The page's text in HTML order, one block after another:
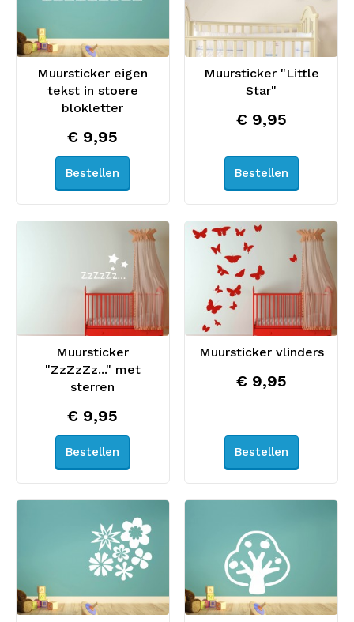
Muursticker eigen
tekst in stoere
blokletter
€ 9,95
Bestellen
Muursticker "Little
Star"
€ 9,95
Bestellen
Muursticker
"ZzZzZz..." met
sterren
€ 9,95
Bestellen
Muursticker vlinders
€ 9,95
Bestellen